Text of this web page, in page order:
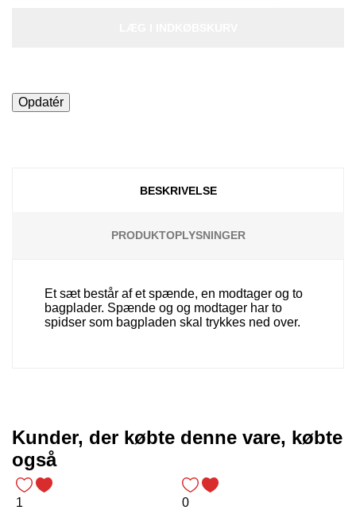
BESKRIVELSE
PRODUKTOPLYSNINGER
Et sæt består af et spænde, en modtager og to
bagplader. Spænde og og modtager har to
spidser som bagpladen skal trykkes ned over.
Kunder, der købte denne vare, købte
også
1 0